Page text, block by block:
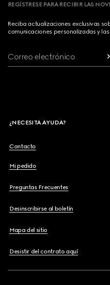
REGÍSTRESE PARA RECIBIR LAS
Reciba actualizaciones exclusivas
comunicaciones personalizadas y
Correo electrónico
¿NECESITA AYUDA?
Contacto
Mi pedido
Preguntas Frecuentes
Desinscribirse al boletín
Mapa del sitio
Desistir del contrato aquí